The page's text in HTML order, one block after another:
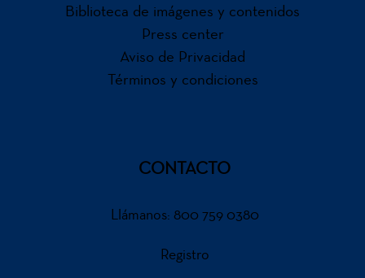
Biblioteca de imágenes y contenidos
Press center
Aviso de Privacidad
Términos y condiciones
CONTACTO
Llámanos: 800 759 0380
Registro